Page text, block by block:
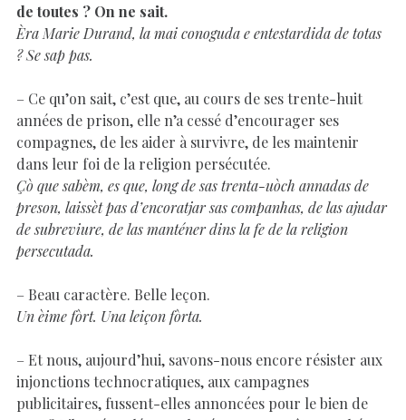
de toutes ? On ne sait.
Èra Marie Durand, la mai conoguda e entestardida de totas
? Se sap pas.
– Ce qu’on sait, c’est que, au cours de ses trente-huit
années de prison, elle n’a cessé d’encourager ses
compagnes, de les aider à survivre, de les maintenir
dans leur foi de la religion persécutée.
Çò que sabèm, es que, long de sas trenta-uòch annadas de
preson, laissèt pas d’encoratjar sas companhas, de las ajudar
de subreviure, de las manténer dins la fe de la religion
persecutada.
– Beau caractère. Belle leçon.
Un èime fòrt. Una leiçon fòrta.
– Et nous, aujourd’hui, savons-nous encore résister aux
injonctions technocratiques, aux campagnes
publicitaires, fussent-elles annoncées pour le bien de